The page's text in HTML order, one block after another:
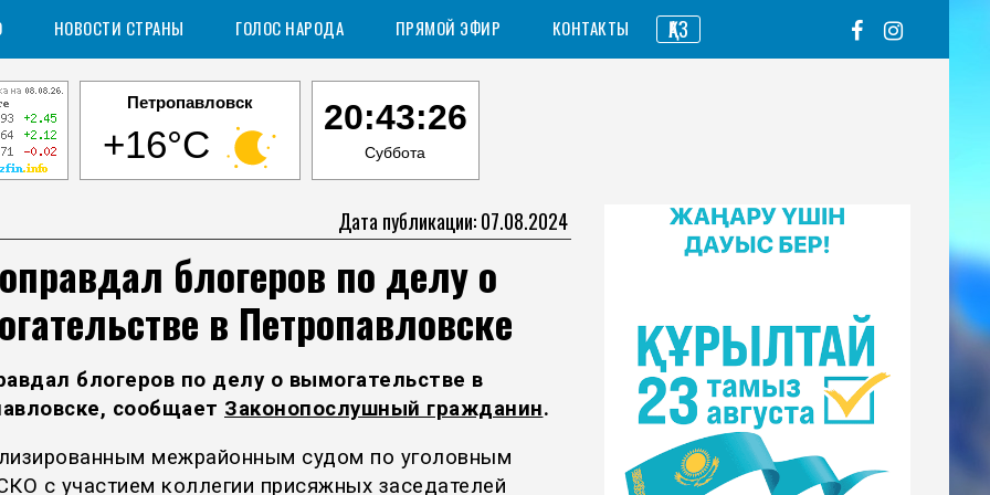
НОВОСТИ СТРАНЫ ГОЛОС НАРОДА ПРЯМОЙ ЭФИР КОНТАКТЫ ҚАЗ
Петропавловск
+16°C
20:43:27
Суббота
Дата публикации: 07.08.2024
блогеров по делу о
в Петропавловске
блогеров по делу о вымогательстве в
сообщает Законопослушный гражданин.
межрайонным судом по уголовным
с участием коллегии присяжных заседателей